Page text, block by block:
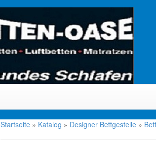
Startseite» Katalog » Designer Bettgestelle»